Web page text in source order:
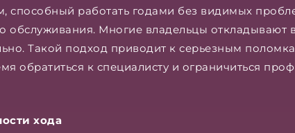
работать годами без видимых
обслуживания. Многие владельцы откладывают
Такой подход приводит к серьезным
обратиться к специалисту и ограничиться
хода